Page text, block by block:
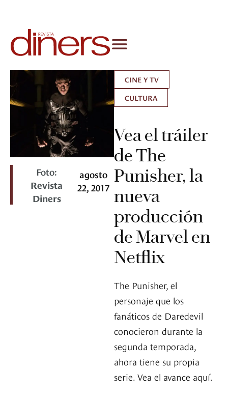
Foto:
Revista
Diners
agosto
22, 2017
CINE Y TV
CULTURA
Vea el tráiler
de The
Punisher, la
nueva
producción
de Marvel en
Netflix
The Punisher, el
personaje que los
fanáticos de Daredevil
conocieron durante la
segunda temporada,
ahora tiene su propia
serie. Vea el avance aquí.